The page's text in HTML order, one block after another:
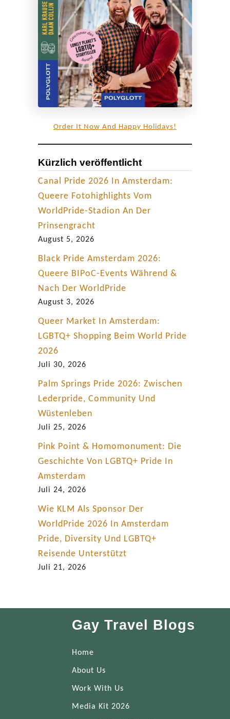
e
r
e
i
s
e
n
S
ü
d
s
w
e
Order It Now And Happy Holidays!
Kürzlich veröffentlicht
Canal Pride 2026 In Amsterdam:
Queere Fotohighlights Vom
WorldPride-Stadion An Der
Prinsengracht
August 5, 2026
Black Pride Amsterdam 2026:
Queere BIPoC-Events Während &
Nach Der WorldPride
August 3, 2026
Queer Market In Amsterdam:
LGBTQ+ Shopping Beim World Pride
2026
Juli 30, 2026
Palm Springs Pride 2026: Zwischen
Lederpride, Community Und
Wüstenleben
Juli 25, 2026
Pink Point & Homomonument: Die
Geschichte Von LGBTQ+ Pride In
Amsterdam
Juli 24, 2026
Wie KLM Als Sponsor Der
WorldPride 2026 In Amsterdam
Pride, Diversity Und LGBTQ+
Reisende Unterstützt
Juli 21, 2026
Gay Travel Blogs
Home
About Us
Work With Us
Media Kit 2026